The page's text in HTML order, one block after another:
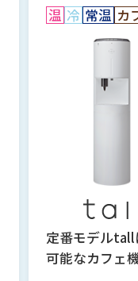
温 冷 常温 カ
定番モデル
可能なカフェ